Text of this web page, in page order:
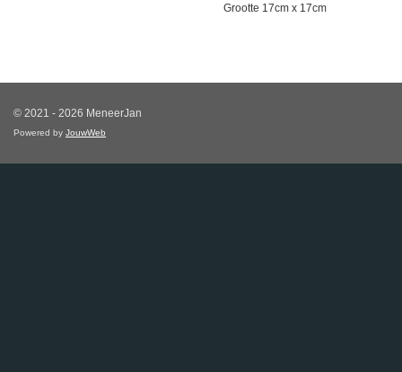
Grootte 17cm x 17cm
© 2021 - 2026 MeneerJan
Powered by JouwWeb